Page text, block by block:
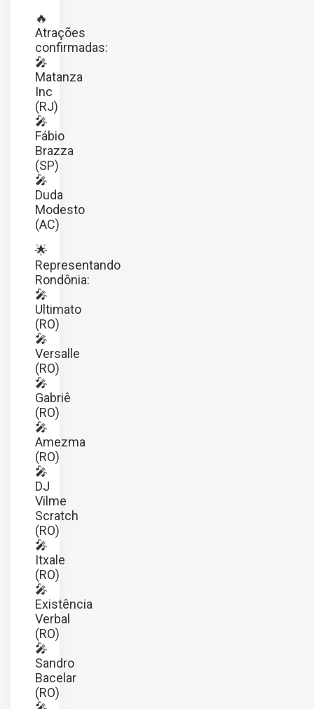
🔥
Atrações
confirmadas:
🎤
Matanza
Inc
(RJ)
🎤
Fábio
Brazza
(SP)
🎤
Duda
Modesto
(AC)
🌟
Representando
Rondônia:
🎤
Ultimato
(RO)
🎤
Versalle
(RO)
🎤
Gabriê
(RO)
🎤
Amezma
(RO)
🎤
DJ
Vilme
Scratch
(RO)
🎤
Itxale
(RO)
🎤
Existência
Verbal
(RO)
🎤
Sandro
Bacelar
(RO)